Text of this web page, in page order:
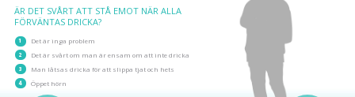
ÄR DET SVÅRT ATT STÅ EMOT NÄR ALLA
FÖRVÄNTAS DRICKA?
Det är inga problem
3
1
2
4
Det är svårt om man är ensam om att inte dricka
Man låtsas dricka för att slippa tjat och hets
Öppet hörn